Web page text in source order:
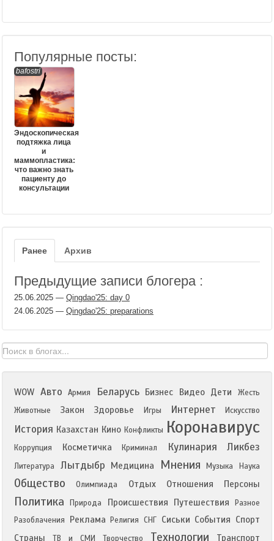
Популярные посты:
bafostri
Эндоскопическая
подтяжка лица
и
маммопластика:
что важно знать
пациенту до
консультации
Ранее Архив
Предыдущие записи блогера :
25.06.2025 — Qingdao'25: day 0
24.06.2025 — Qingdao'25: preparations
WOW Авто Армия Беларусь Бизнес Видео Дети
Жесть
Животные
Закон Здоровье Игры Интернет Искусство
История Казахстан Кино Конфликты Коронавирус
Коррупция Косметичка Криминал Кулинария Ликбез
Литература Лытдыбр Медицина Мнения Музыка Наука
Общество Олимпиада Отдых Отношения Персоны
Политика Природа Происшествия Путешествия
Разное
Разоблачения
Реклама Религия СНГ Сиськи События Спорт
Страны
ТВ и СМИ Творчество Технологии Транспорт